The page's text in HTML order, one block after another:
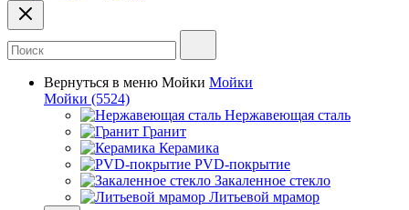
Вернуться в меню Мойки Мойки
Мойки (5524)
Нержавеющая сталь
Гранит
Керамика
PVD-покрытие
Закаленное стекло
Литьевой мрамор